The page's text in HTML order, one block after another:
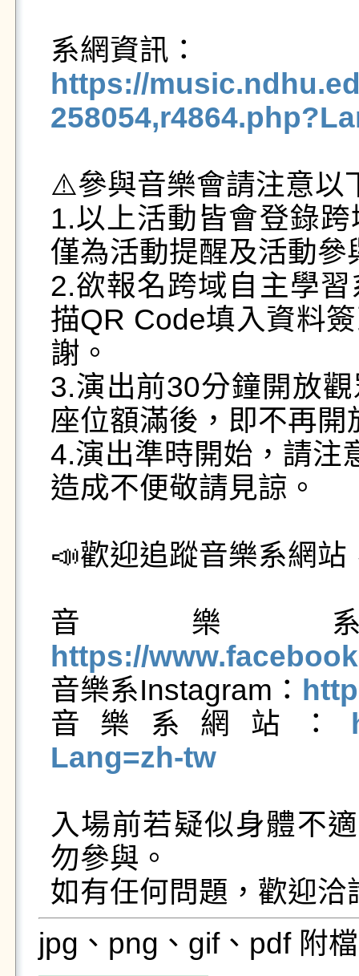
https://
⚠️參與音樂會請注意以
1.以上活動皆會登錄
僅為活動提醒及活動
2.欲報名跨域自主學
描QR Code填入資料
謝。
3.演出前30分鐘開放
座位額滿後，即不再開
4.演出準時開始，請注
造成不便敬請見諒。
📣歡迎追蹤音樂系網
音樂系
https://
音樂系Instagram：
音樂系網站：
Lang=zh-tw
入場前若疑似身體不
勿參與。
jpg、png、gif、pdf 附